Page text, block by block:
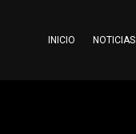
INICIO NOTICIAS